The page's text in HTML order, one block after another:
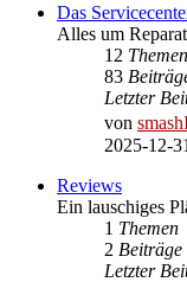
Das
Alles um
12 Themen
83
Letzter
von
2025-12-
Reviews
Ein lauschiges
1 Themen
2 Beiträge
Letzter